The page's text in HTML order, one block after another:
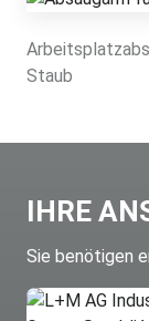
Staub
IHRE
Sie benötigen